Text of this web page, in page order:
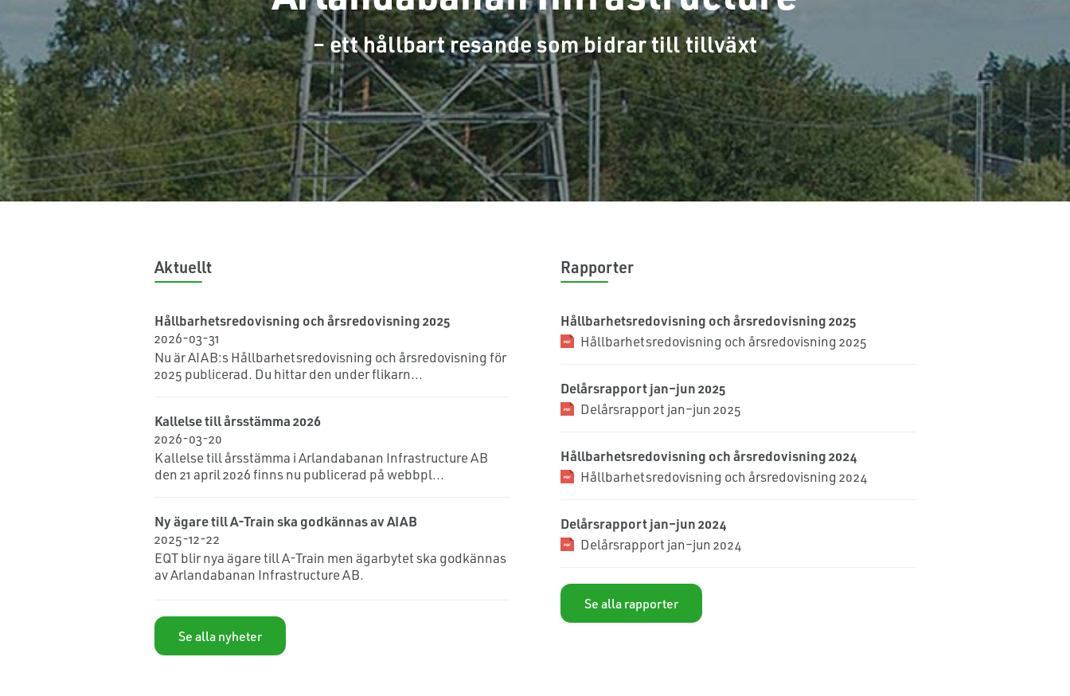
– ett hållbart resande som bidrar till tillväxt
Aktuellt
Hållbarhetsredovisning och årsredovisning 2025
2026-03-31
Nu är AIAB:s Hållbarhetsredovisning och årsredovisning för
2025 publicerad. Du hittar den under flikarn...
Kallelse till årsstämma 2026
2026-03-20
Kallelse till årsstämma i Arlandabanan Infrastructure AB
den 21 april 2026 finns nu publicerad på webbpl...
Ny ägare till A-Train ska godkännas av AIAB
2025-12-22
EQT blir nya ägare till A-Train men ägarbytet ska godkännas
av Arlandabanan Infrastructure AB.
Se alla nyheter
Rapporter
Hållbarhetsredovisning och årsredovisning 2025
Hållbarhetsredovisning och årsredovisning 2025
Delårsrapport jan–jun 2025
Delårsrapport jan–jun 2025
Hållbarhetsredovisning och årsredovisning 2024
Hållbarhetsredovisning och årsredovisning 2024
Delårsrapport jan–jun 2024
Delårsrapport jan–jun 2024
Se alla rapporter